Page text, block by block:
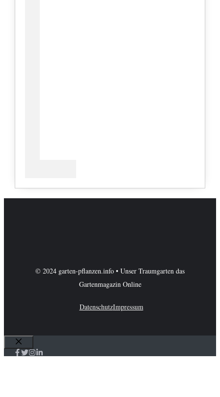
© 2024 garten-pflanzen.info • Unser Traumgarten das
Gartenmagazin Online
DatenschutzImpressum
Schließen